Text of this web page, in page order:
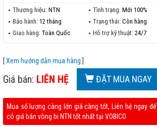
Thương hiệu: NTN Tình trạng:Mới 100%
Bảo hành: 12 tháng Trạng thái:Còn hàng
Giao hàng: Toàn Quốc Hỗ trợ kỹ thuật:24/7
[Xem hướng dẫn mua hàng
Giá bán: LIÊN HỆ ĐẶT MUA NGAY
Mua số lượng càng lớn giá càng tốt, Liên hệ ngay để
có giá bán vòng bi NTN tốt nhất tại VOBICO